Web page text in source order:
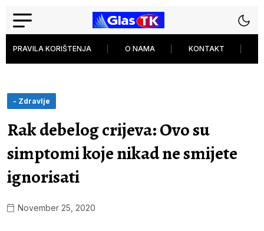
PRAVILA KORIŠTENJA O NAMA KONTAKT
- Zdravlje
Rak debelog crijeva: Ovo su
simptomi koje nikad ne smijete
ignorisati
November 25, 2020